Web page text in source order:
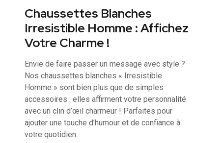
Chaussettes Blanches
Irresistible Homme : Affichez
Votre Charme !
Envie de faire passer un message avec style ?
Nos chaussettes blanches « Irresistible
Homme » sont bien plus que de simples
accessoires : elles affirment votre personnalité
avec un clin d’œil charmeur ! Parfaites pour
ajouter une touche d’humour et de confiance à
votre quotidien.